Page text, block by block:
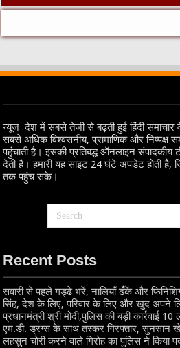
न्यूज देश में सबसे तेजी से बढ़ती हुई हिंदी समाचार
सबसे अधिक विश्वसनीय, प्रामाणिक और निष्पक्ष
पहुंचाती है। इसकी प्रतिबद्ध ऑनलाइन
देती है। हमारी यह साइट 24 घंटे अपडेट होती है,
तक पहुंच सके।
Recent Posts
सवारी से पहले गड्ढे भरें, नालियाँ ढँकें और
सिंह, देश के लिए, परिवार के लिए और खुद अपने
प्रधानमंत्री श्री मोदी,पुलिस की बड़ी कार्रवाई
एम.डी. ड्रग्स के साथ तस्कर गिरफ्तार, सुनसान
लहसुन चोरी करने वाले गिरोह का पुलिस ने किया